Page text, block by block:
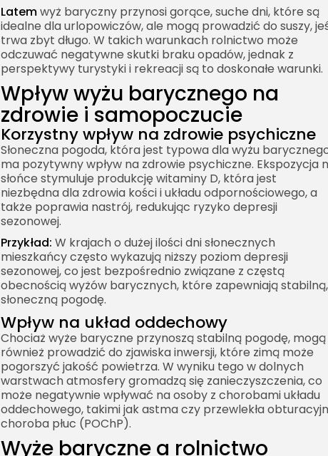
Latemwyż baryczny przynosi gorące, suche dni, które są
idealne dla urlopowiczów, ale mogą prowadzić do suszy,
trwa zbyt długo. W takich warunkach rolnictwo może
odczuwać negatywne skutki braku opadów, jednak z
perspektywy turystyki i rekreacji są to doskonałe warunki.
Wpływ wyżu barycznego na
zdrowie i samopoczucie
Korzystny wpływ na zdrowie psychiczne
Słoneczna pogoda, która jest typowa dla wyżu
ma pozytywny wpływ na zdrowie psychiczne. Ekspozycja
słońce stymuluje produkcję witaminy D, która jest
niezbędna dla zdrowia kości i układu odpornościowego, a
także poprawia nastrój, redukując ryzyko depresji
sezonowej.
Przykład: W krajach o dużej ilości dni słonecznych
mieszkańcy często wykazują niższy poziom depresji
sezonowej, co jest bezpośrednio związane z częstą
obecnością wyżów barycznych, które zapewniają stabilną,
słoneczną pogodę.
Wpływ na układ oddechowy
Chociaż wyże baryczne przynoszą stabilną pogodę, mogą
również prowadzić do zjawiska inwersji, które zimą może
pogorszyć jakość powietrza. W wyniku tego w dolnych
warstwach atmosfery gromadzą się zanieczyszczenia, co
może negatywnie wpływać na osoby z chorobami układu
oddechowego, takimi jak astma czy przewlekła
choroba płuc (POChP).
Wyże baryczne a rolnictwo